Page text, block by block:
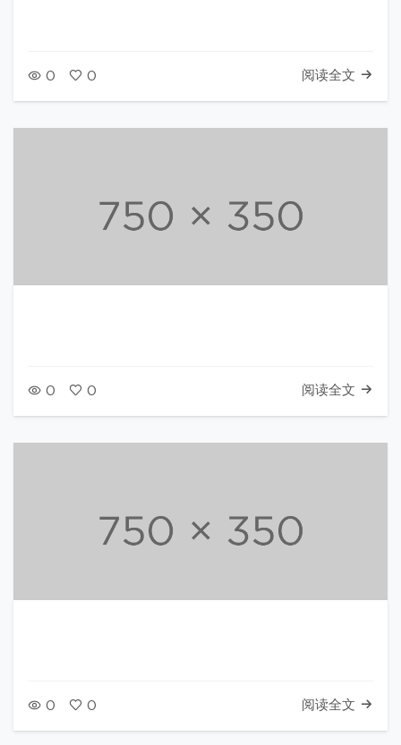
0 0 阅读全文
0 0 阅读全文
0 0 阅读全文